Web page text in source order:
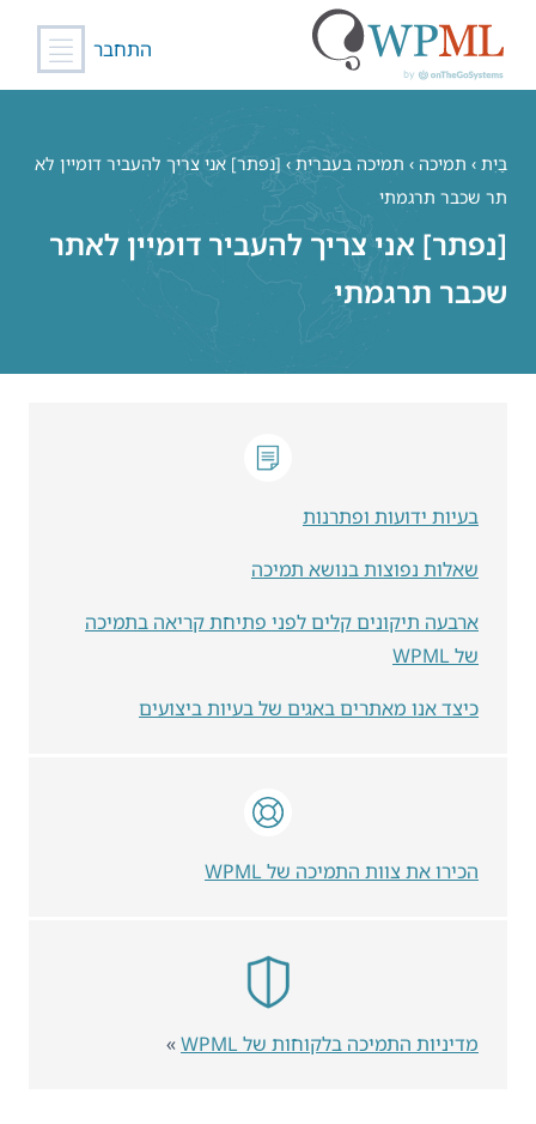
התחבר
בַּיִת › תמיכה › תמיכה בעברית › [נפתר] אני צריך להעביר דומיין לא
תר שכבר תרגמתי
[נפתר] אני צריך להעביר דומיין לאתר
שכבר תרגמתי
בעיות ידועות ופתרנות
שאלות נפוצות בנושא תמיכה
ארבעה תיקונים קלים לפני פתיחת קריאה בתמיכה
של WPML
כיצד אנו מאתרים באגים של בעיות ביצועים
הכירו את צוות התמיכה של WPML
מדיניות התמיכה בלקוחות של WPML »